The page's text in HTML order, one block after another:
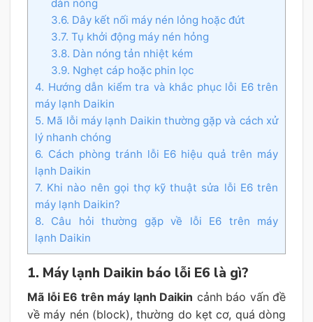
dàn nóng
3.6. Dây kết nối máy nén lỏng hoặc đứt
3.7. Tụ khởi động máy nén hỏng
3.8. Dàn nóng tản nhiệt kém
3.9. Nghẹt cáp hoặc phin lọc
4. Hướng dẫn kiểm tra và khắc phục lỗi E6 trên
máy lạnh Daikin
5. Mã lỗi máy lạnh Daikin thường gặp và cách xử
lý nhanh chóng
6. Cách phòng tránh lỗi E6 hiệu quả trên máy
lạnh Daikin
7. Khi nào nên gọi thợ kỹ thuật sửa lỗi E6 trên
máy lạnh Daikin?
8. Câu hỏi thường gặp về lỗi E6 trên máy
lạnh Daikin
1. Máy lạnh Daikin báo lỗi E6 là gì?
Mã lỗi E6 trên máy lạnh Daikin cảnh báo vấn đề
về máy nén (block), thường do kẹt cơ, quá dòng